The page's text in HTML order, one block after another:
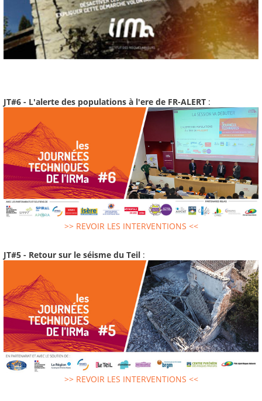
JT#6 - L'alerte des populations à l'ere de FR-ALERT :
>> REVOIR LES INTERVENTIONS <<
JT#5 - Retour sur le séisme du Teil :
>> REVOIR LES INTERVENTIONS <<